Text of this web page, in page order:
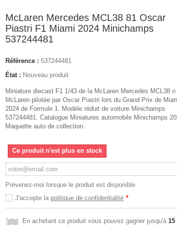
McLaren Mercedes MCL38 81 Oscar
Piastri F1 Miami 2024 Minichamps
537244481
Référence : 537244481
État : Nouveau produit
Miniature diecast F1 1/43 de la McLaren Mercedes MCL38 n
McLaren pilotée par Oscar Piastri lors du Grand Prix de
2024 de Formule 1. Modèle réduit de voiture Minichamps
537244481. Catalogue Miniatures automobile Minichamps
Maquette auto de collection.
Ce produit n'est plus en stock
Prévenez-moi lorsque le produit est disponible
J'accepte la politique de confidentialité *
En achetant ce produit vous pouvez gagner jusqu'à 15